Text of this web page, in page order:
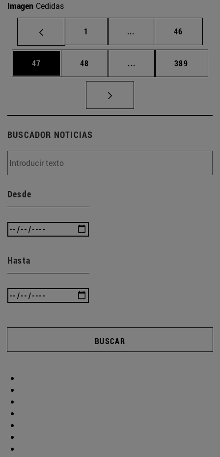
Imagen Cedidas
Página
1 ... Páginas intermedias
Página
46
Página
47 Página
48 ... Páginas intermedias
Página
389
BUSCADOR NOTICIAS
Desde
Hasta
BUSCAR